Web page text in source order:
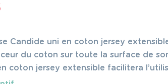
Candide uni en coton jersey
du coton sur toute la surface de
coton jersey extensible facilitera